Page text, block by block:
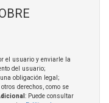
el usuario y enviarle la
del usuario;
obligación legal;
derechos, como se
: Puede consultar